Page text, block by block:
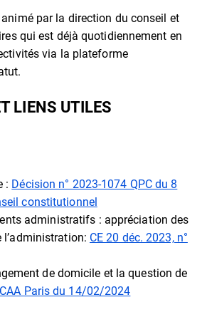
par la direction du conseil et
qui est déjà quotidiennement en
via la plateforme
LIENS UTILES
: Décision n° 2023-1074 QPC du 8
constitutionnel
administratifs : appréciation des
l’administration: CE 20 déc. 2023, n°
de domicile et la question de
CAA Paris du 14/02/2024